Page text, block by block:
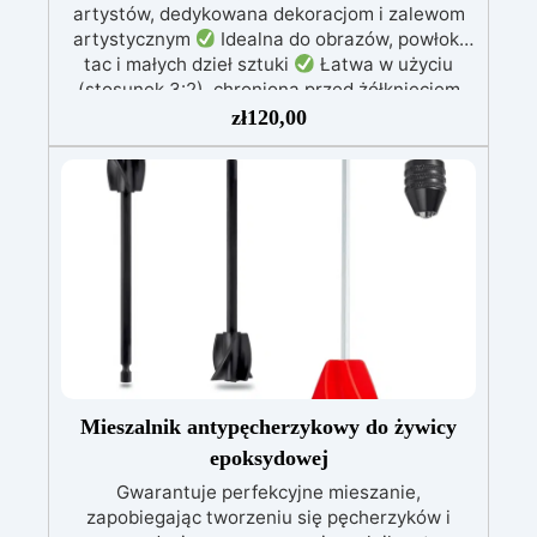
dokładnie odmierzyć potrzebną ilość żywicy,
minimalizując błędy i zapewniając idealny
końcowy rezultat, w jednym przygotowaniu. Na
co jeszcze czekasz? Dodaj Elektroniczną Wagę
ResinPro do swojego koszyka!
artystów, dedykowana dekoracjom i zalewom
artystycznym
Idealna do obrazów, powłok,
tac i małych dzieł sztuki
Łatwa w użyciu
(stosunek 3:2), chroniona przed żółknięciem
dzięki specjalnym filtrom UV
nie kapie, utrzymując precyzyjne i czyste wzory
Utwardza się w 12-24 godziny, zapewniając
błyszczącą i lśniącą powierzchnię
zł120,00
Mieszalnik antypęcherzykowy do żywicy
epoksydowej
Gwarantuje perfekcyjne mieszanie,
zapobiegając tworzeniu się pęcherzyków i